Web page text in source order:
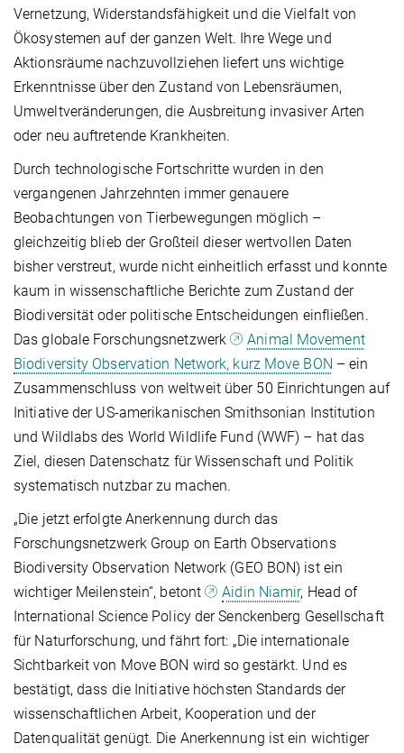
Vernetzung, Widerstandsfähigkeit und die Vielfalt von
Ökosystemen auf der ganzen Welt. Ihre Wege und
Aktionsräume nachzuvollziehen liefert uns wichtige
Erkenntnisse über den Zustand von Lebensräumen,
Umweltveränderungen, die Ausbreitung invasiver Arten
oder neu auftretende Krankheiten.
Durch technologische Fortschritte wurden in den
vergangenen Jahrzehnten immer genauere
Beobachtungen von Tierbewegungen möglich –
gleichzeitig blieb der Großteil dieser wertvollen Daten
bisher verstreut, wurde nicht einheitlich erfasst und konnte
kaum in wissenschaftliche Berichte zum Zustand der
Biodiversität oder politische Entscheidungen einfließen.
Das globale Forschungsnetzwerk
Animal Movement
Biodiversity Observation Network, kurz Move BON – ein
Zusammenschluss von weltweit über 50 Einrichtungen auf
Initiative der US-amerikanischen Smithsonian Institution
und Wildlabs des World Wildlife Fund (WWF) – hat das
Ziel, diesen Datenschatz für Wissenschaft und Politik
systematisch nutzbar zu machen.
„Die jetzt erfolgte Anerkennung durch das
Forschungsnetzwerk Group on Earth Observations
Biodiversity Observation Network (GEO BON) ist ein
wichtiger Meilenstein“, betont
Aidin Niamir, Head of
International Science Policy der Senckenberg Gesellschaft
für Naturforschung, und fährt fort: „Die internationale
Sichtbarkeit von Move BON wird so gestärkt. Und es
bestätigt, dass die Initiative höchsten Standards der
wissenschaftlichen Arbeit, Kooperation und der
Datenqualität genügt. Die Anerkennung ist ein wichtiger